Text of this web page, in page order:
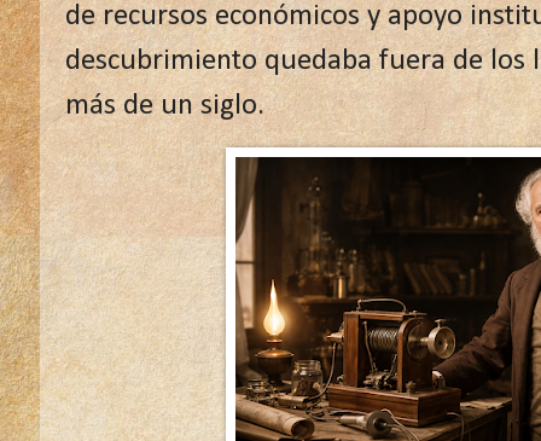
de recursos económicos y apoyo
descubrimiento quedaba fuera de
más de un siglo.